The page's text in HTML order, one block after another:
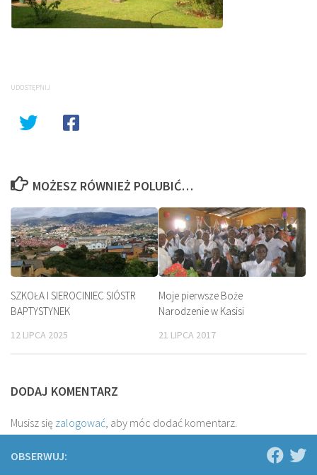
UDOSTĘPNIJ
MOŻESZ RÓWNIEŻ POLUBIĆ…
SZKOŁA I SIEROCINIEC SIÓSTR
BAPTYSTYNEK
12 LIPCA 2025
Moje pierwsze Boże
Narodzenie w Kasisi
21 LIPCA 2017
DODAJ KOMENTARZ
Musisz się zalogować, aby móc dodać komentarz.
OBSERWUJ: